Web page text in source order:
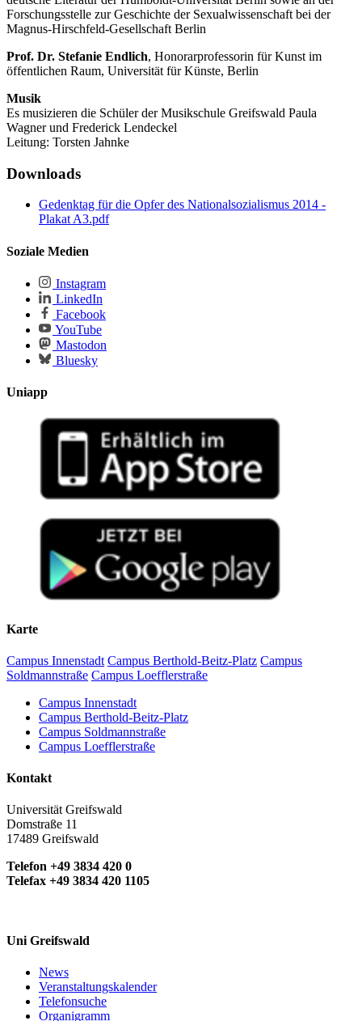
Forschungsstelle zur Geschichte der Sexualwissenschaft bei der
Magnus-Hirschfeld-Gesellschaft Berlin
Prof. Dr. Stefanie Endlich, Honorarprofessorin für Kunst im
öffentlichen Raum, Universität für Künste, Berlin
Musik
Es musizieren die Schüler der Musikschule Greifswald Paula
Wagner und Frederick Lendeckel
Leitung: Torsten Jahnke
Downloads
Gedenktag für die Opfer des Nationalsozialismus 2014 -
Plakat A3.pdf
Soziale Medien
Instagram
LinkedIn
Facebook
YouTube
Mastodon
Bluesky
Uniapp
Karte
Campus Innenstadt Campus Berthold-Beitz-Platz Campus
Soldmannstraße Campus Loefflerstraße
Campus Innenstadt
Campus Berthold-Beitz-Platz
Campus Soldmannstraße
Campus Loefflerstraße
Kontakt
Universität Greifswald
Domstraße 11
17489 Greifswald
Telefon +49 3834 420 0
Telefax +49 3834 420 1105
Uni Greifswald
News
Veranstaltungskalender
Telefonsuche
Organigramm